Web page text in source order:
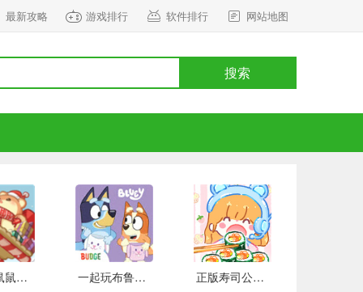
最新攻略 游戏排行 软件排行 网站地图
搜索
正式版鼠鼠百货物语 安卓版 一起玩布鲁伊吧 手游下载 正版寿司公园 安卓版